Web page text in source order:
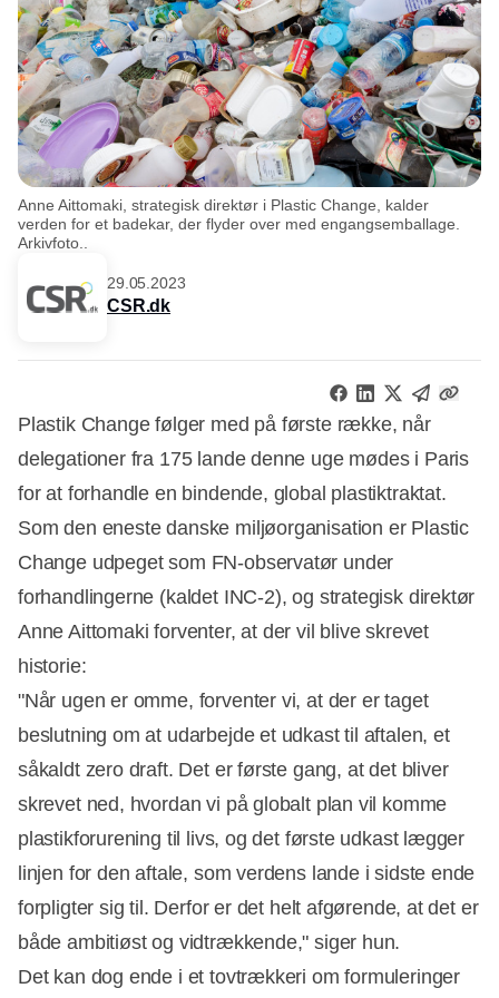
Anne Aittomaki, strategisk direktør i Plastic Change, kalder
verden for et badekar, der flyder over med engangsemballage.
Arkivfoto..
29.05.2023
CSR.dk
Plastik Change følger med på første række, når
delegationer fra 175 lande denne uge mødes i Paris
for at forhandle en bindende, global plastiktraktat.
Som den eneste danske miljøorganisation er Plastic
Change udpeget som FN-observatør under
forhandlingerne (kaldet INC-2), og strategisk direktør
Anne Aittomaki forventer, at der vil blive skrevet
historie:
"Når ugen er omme, forventer vi, at der er taget
beslutning om at udarbejde et udkast til aftalen, et
såkaldt zero draft. Det er første gang, at det bliver
skrevet ned, hvordan vi på globalt plan vil komme
plastikforurening til livs, og det første udkast lægger
linjen for den aftale, som verdens lande i sidste ende
forpligter sig til. Derfor er det helt afgørende, at det er
både ambitiøst og vidtrækkende," siger hun.
Det kan dog ende i et tovtrækkeri om formuleringer